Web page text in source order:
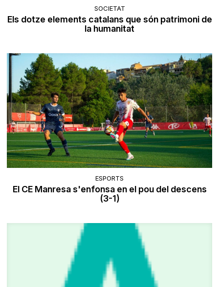
SOCIETAT
Els dotze elements catalans que són patrimoni de
la humanitat
ESPORTS
El CE Manresa s'enfonsa en el pou del descens
(3-1)